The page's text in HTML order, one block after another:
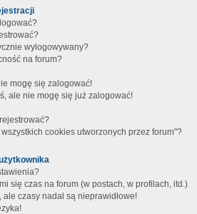
wylogowywany?
na forum?
mogę się zalogować!
ale nie mogę się już zalogować!
cookies utworzonych przez forum"?
się czas na forum (w postach, w profilach, itd.)
ale czasy nadal są nieprawidłowe!